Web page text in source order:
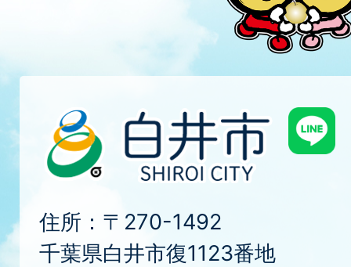
住所：〒270-1492
千葉県白井市復1123番地